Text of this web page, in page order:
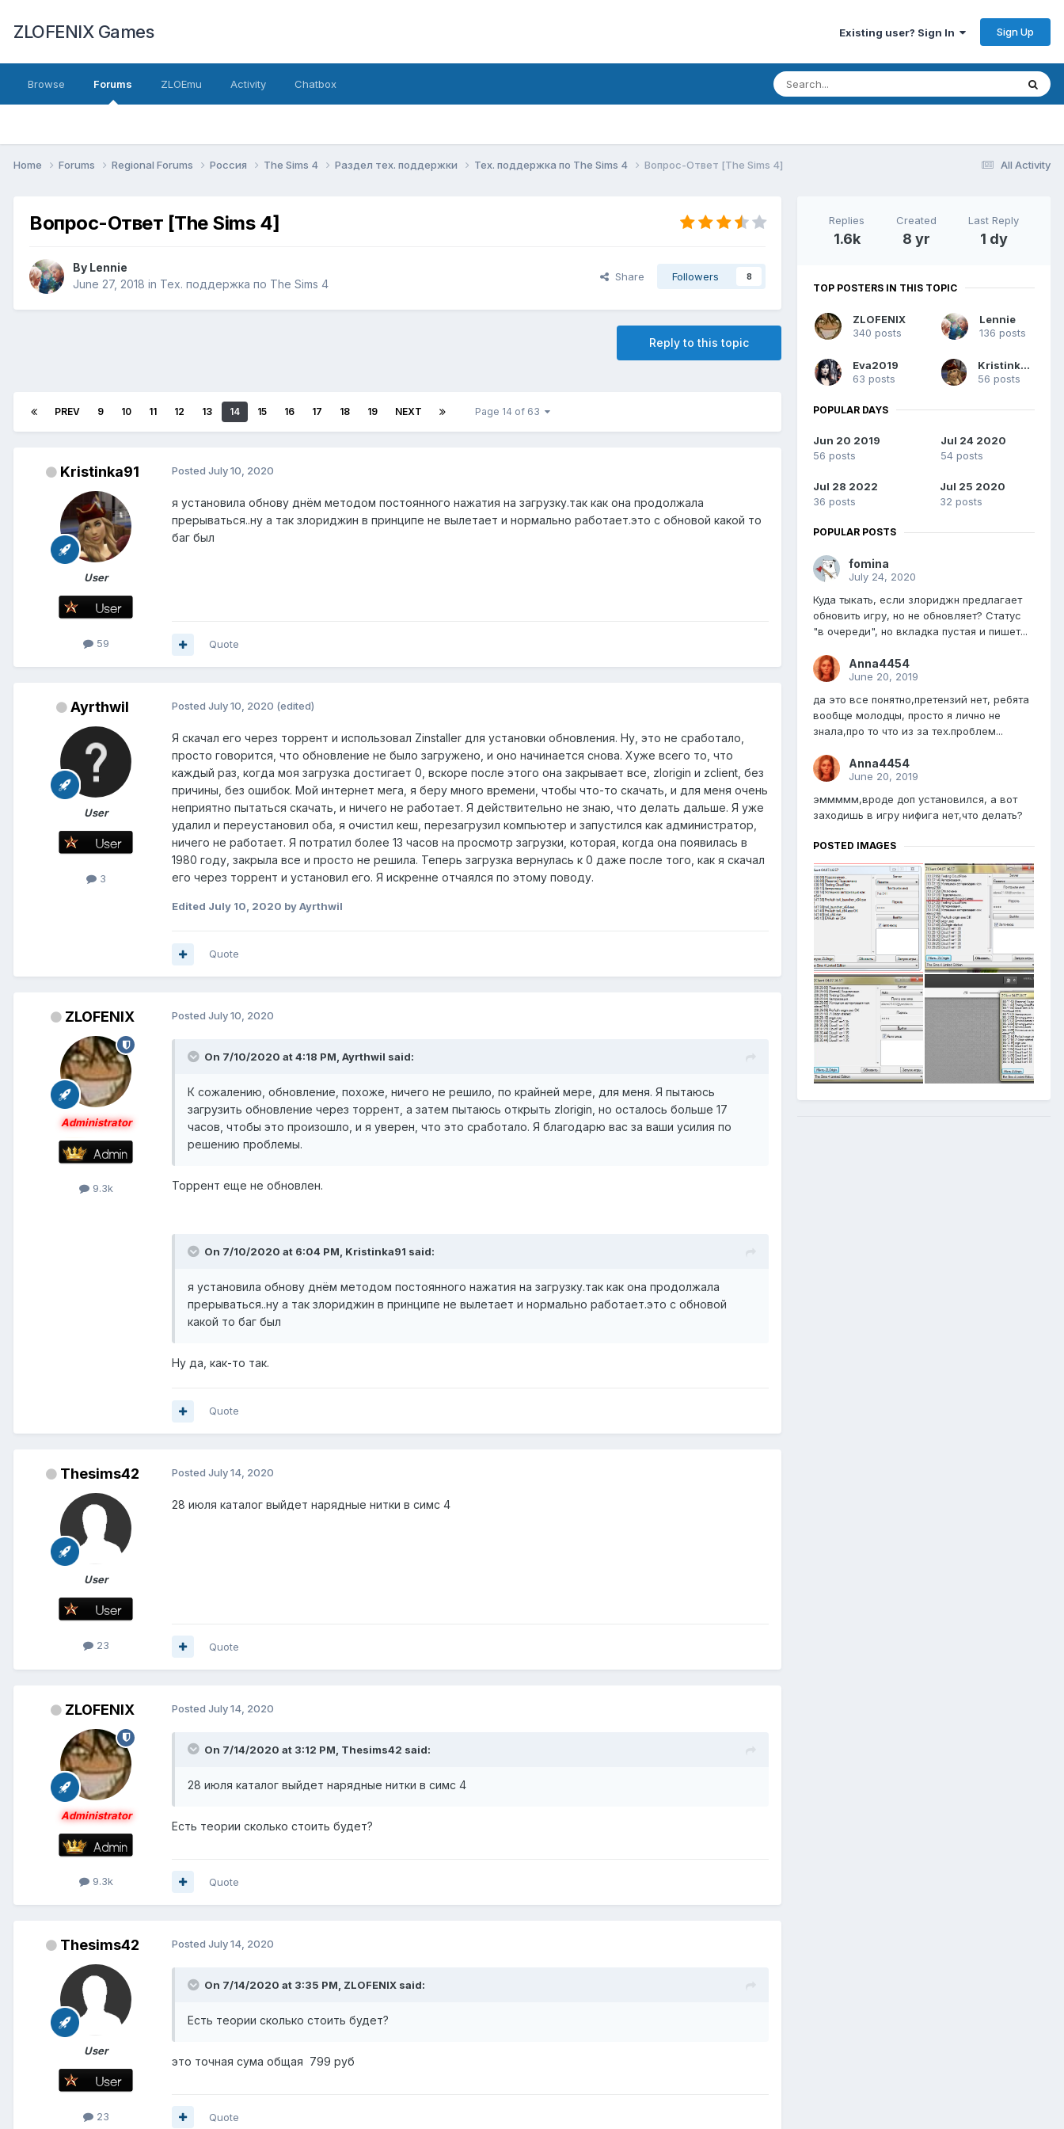
ZLOFENIX Games Existing user? Sign In Sign Up
Browse Forums ZLOEmu Activity Chatbox
All Activity
Home Forums Regional Forums Россия The Sims 4 Раздел тех. поддержки Тех. поддержка по The Sims 4 Вопрос-Ответ [The Sims 4]
Вопрос-Ответ [The Sims 4]
By Lennie
June 27, 2018 in Тех. поддержка по The Sims 4
Share Followers 8
Reply to this topic
PREV 9 10 11 12 13 14 15 16 17 18 19 NEXT Page 14 of 63
Kristinka91
User
59
Posted July 10, 2020
я установила обнову днём методом постоянного нажатия на загрузку.так как она продолжала
прерываться..ну а так злориджин в принципе не вылетает и нормально работает.это с обновой какой то
баг был
Quote
Ayrthwil
User
3
Posted July 10, 2020 (edited)
Я скачал его через торрент и использовал Zinstaller для установки обновления. Ну, это не сработало,
просто говорится, что обновление не было загружено, и оно начинается снова. Хуже всего то, что
каждый раз, когда моя загрузка достигает 0, вскоре после этого она закрывает все, zlorigin и zclient, без
причины, без ошибок. Мой интернет мега, я беру много времени, чтобы что-то скачать, и для меня очень
неприятно пытаться скачать, и ничего не работает. Я действительно не знаю, что делать дальше. Я уже
удалил и переустановил оба, я очистил кеш, перезагрузил компьютер и запустился как администратор,
ничего не работает. Я потратил более 13 часов на просмотр загрузки, которая, когда она появилась в
1980 году, закрыла все и просто не решила. Теперь загрузка вернулась к 0 даже после того, как я скачал
его через торрент и установил его. Я искренне отчаялся по этому поводу.
Edited July 10, 2020 by Ayrthwil
Quote
ZLOFENIX
Administrator
9.3k
Posted July 10, 2020
On 7/10/2020 at 4:18 PM, Ayrthwil said:
К сожалению, обновление, похоже, ничего не решило, по крайней мере, для меня. Я пытаюсь
загрузить обновление через торрент, а затем пытаюсь открыть zlorigin, но осталось больше 17
часов, чтобы это произошло, и я уверен, что это сработало. Я благодарю вас за ваши усилия по
решению проблемы.
Торрент еще не обновлен.
On 7/10/2020 at 6:04 PM, Kristinka91 said:
я установила обнову днём методом постоянного нажатия на загрузку.так как она продолжала
прерываться..ну а так злориджин в принципе не вылетает и нормально работает.это с обновой
какой то баг был
Ну да, как-то так.
Quote
Thesims42
User
23
Posted July 14, 2020
28 июля каталог выйдет нарядные нитки в симс 4
Quote
ZLOFENIX
Administrator
9.3k
Posted July 14, 2020
On 7/14/2020 at 3:12 PM, Thesims42 said:
28 июля каталог выйдет нарядные нитки в симс 4
Есть теории сколько стоить будет?
Quote
Thesims42
User
23
Posted July 14, 2020
On 7/14/2020 at 3:35 PM, ZLOFENIX said:
Есть теории сколько стоить будет?
это точная сума общая 799 руб
Quote
Replies
1.6k
Created
8 yr
Last Reply
1 dy
TOP POSTERS IN THIS TOPIC
ZLOFENIX
340 posts
Lennie
136 posts
Eva2019
63 posts
Kristinka91
56 posts
POPULAR DAYS
Jun 20 2019
56 posts
Jul 24 2020
54 posts
Jul 28 2022
36 posts
Jul 25 2020
32 posts
POPULAR POSTS
fomina
July 24, 2020
Куда тыкать, если злориджн предлагает
обновить игру, но не обновляет? Статус
"в очереди", но вкладка пустая и пишет...
Anna4454
June 20, 2019
да это все понятно,претензий нет, ребята
вообще молодцы, просто я лично не
знала,про то что из за тех.проблем...
Anna4454
June 20, 2019
эммммм,вроде доп установился, а вот
заходишь в игру нифига нет,что делать?
POSTED IMAGES